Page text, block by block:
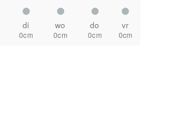
di wo do vr
0cm 0cm 0cm 0cm